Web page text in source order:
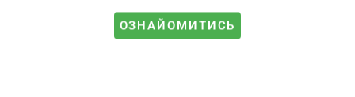
ОЗНАЙОМИТИСЬ